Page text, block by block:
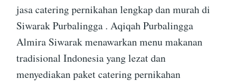
jasa catering pernikahan lengkap dan murah di
Siwarak Purbalingga . Aqiqah Purbalingga
Almira Siwarak menawarkan menu makanan
tradisional Indonesia yang lezat dan
menyediakan paket catering pernikahan